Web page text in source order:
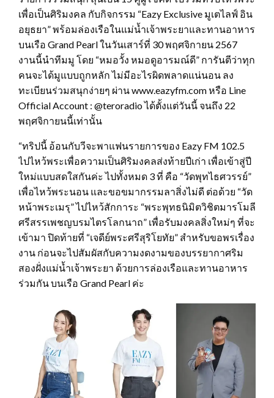
เพื่อเป็นศิริมงคล กับกิจกรรม “Eazy Exclusive มูเตไลฟ์ อิน
อยุธยา” พร้อมล่องเรือในแม่น้ำเจ้าพระยาและทานอาหาร
บนเรือ Grand Pearl ในวันเสาร์ที่ 30 พฤศจิกายน 2567
งานนี้นำทีมมู โดย “หมอวั้ง หมอดูอารมณ์ดี” การันตีว่าทุก
คนจะได้มูแบบถูกหลัก ไม่มีอะไรผิดพลาดแน่นอน ลง
ทะเบียนร่วมสนุกง่ายๆ ผ่าน www.eazyfm.com หรือ Line
Official Account : @teroradio ได้ตั้งแต่วันนี้ จนถึง 22
พฤศจิกายนนี้เท่านั้น
“ทริปนี้ อ้อนกับวีจะพาแฟนรายการของ Eazy FM 102.5
ไปไหว้พระเพื่อความเป็นศิริมงคลส่งท้ายปีเก่า เพื่อเข้าสู่ปี
ใหม่แบบสดใสกันค่ะ ไปทั้งหมด 3 ที่ คือ “วัดพุทไธศวรรย์”
เพื่อไหว้พระนอน และขอขมากรรมลาสิ่งไม่ดี ต่อด้วย “วัด
หน้าพระเมรุ” ไปไหว้สักการะ “พระพุทธนิมิตวิชิตมารโมลี
ศรีสรรเพชญบรมไตรโลกนาถ” เพื่อรับมงคลสิ่งใหม่ๆ ที่จะ
เข้ามา ปิดท้ายที่ “เจดีย์พระศรีสุริโยทัย” สำหรับขอพรเรื่อง
งาน ก่อนจะไปสัมผัสกับความงดงามของบรรยากาศริม
สองฝั่งแม่น้ำเจ้าพระยา ด้วยการล่องเรือและทานอาหาร
ร่วมกัน บนเรือ Grand Pearl ค่ะ